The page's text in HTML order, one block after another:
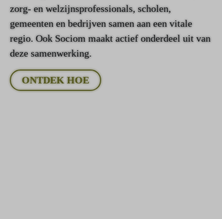
zorg- en welzijnsprofessionals, scholen,
gemeenten en bedrijven samen aan een vitale
regio. Ook Sociom maakt actief onderdeel uit van
deze samenwerking.
ONTDEK HOE